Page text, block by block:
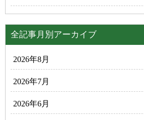
全記事月別アーカイブ
2026年8月
2026年7月
2026年6月